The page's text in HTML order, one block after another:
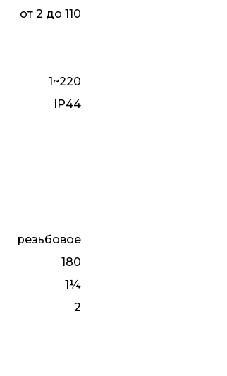
от 2 до 110
1~220
IP44
резьбовое
180
1¼
2